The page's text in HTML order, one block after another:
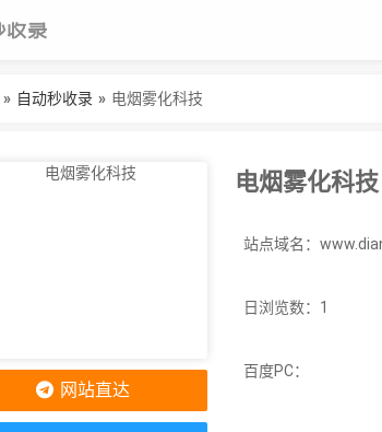
» 自动秒收录 » 电烟雾化科技
电烟雾化科技
日浏览数：1
百度PC：
网站直达